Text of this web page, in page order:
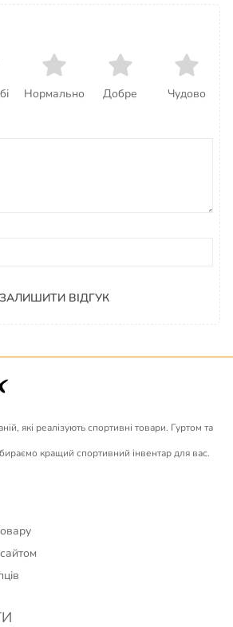
Нормально Добре Чудово
ЗАЛИШИТИ ВІДГУК
які реалізують спортивні товари. Гуртом та
кращий спортивний інвентар для вас.